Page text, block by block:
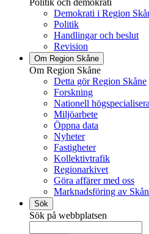
Politik och demokrati
Demokrati i Region
Politik
Handlingar och beslut
Revision
Om Region Skåne
Om Region Skåne
Detta gör Region Skåne
Forskning
Nationell
Miljöarbete
Öppna data
Nyheter
Fastigheter
Kollektivtrafik
Regionarkivet
Göra affärer med oss
Marknadsföring av
Sök
Sök på webbplatsen